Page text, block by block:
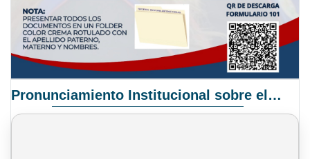
Pronunciamiento Institucional sobre el Proyecto de Ley N° 068/2025-2026 C.S.